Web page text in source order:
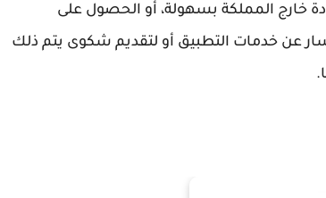
خارج المملكة بسهولة، أو الحصول على
عن خدمات التطبيق أو لتقديم شكوى يتم ذلك